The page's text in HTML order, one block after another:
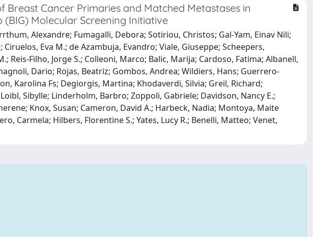
Breast Cancer Primaries and Matched Metastases in
Molecular Screening Initiative
Alexandre; Fumagalli, Debora; Sotiriou, Christos; Gal-Yam, Einav Nili;
Eva M.; de Azambuja, Evandro; Viale, Giuseppe; Scheepers,
Reis-Filho, Jorge S.; Colleoni, Marco; Balic, Marija; Cardoso, Fatima; Albanell,
Dario; Rojas, Beatriz; Gombos, Andrea; Wildiers, Hans; Guerrero-
Karolina Fs; Degiorgis, Martina; Khodaverdi, Silvia; Greil, Richard;
Sibylle; Linderholm, Barbro; Zoppoli, Gabriele; Davidson, Nancy E.;
Knox, Susan; Cameron, David A.; Harbeck, Nadia; Montoya, Maite
Carmela; Hilbers, Florentine S.; Yates, Lucy R.; Benelli, Matteo; Venet,